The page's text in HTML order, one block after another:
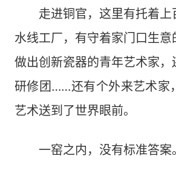
走进铜官，这里有托着上
水线工厂，有守着家门口生意
做出创新瓷器的青年艺术家，
研修团……还有个外来艺术家
艺术送到了世界眼前。
一窑之内，没有标准答案。